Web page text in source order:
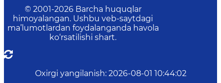
© 2001-2026 Barcha huquqlar
himoyalangan. Ushbu veb-saytdagi
ma’lumotlardan foydalanganda havola
ko‘rsatilishi shart.
Oxirgi yangilanish: 2026-08-01 10:44:02